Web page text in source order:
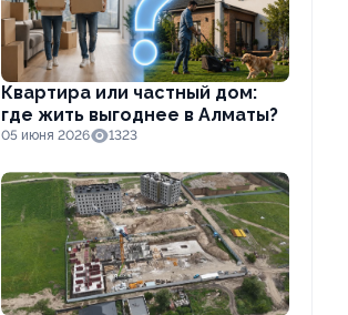
Квартира или частный дом:
где жить выгоднее в Алматы?
05 июня 2026 1323